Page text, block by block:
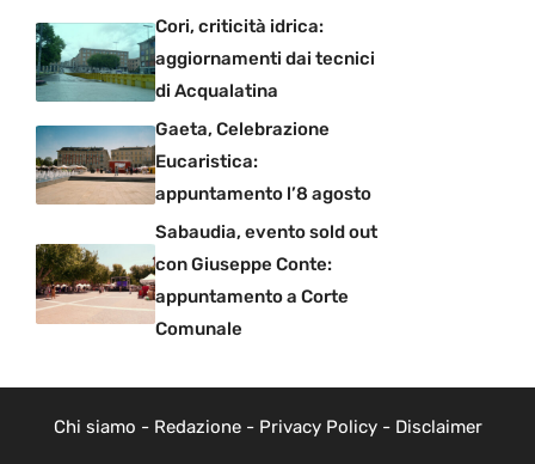
Cori, criticità idrica:
aggiornamenti dai tecnici
di Acqualatina
Gaeta, Celebrazione
Eucaristica:
appuntamento l’8 agosto
Sabaudia, evento sold out
con Giuseppe Conte:
appuntamento a Corte
Comunale
Chi siamo - Redazione- Privacy Policy- Disclaimer